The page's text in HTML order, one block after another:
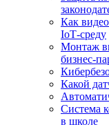
Как
IoT‑среду
Монтаж
Какой
Система
в школе